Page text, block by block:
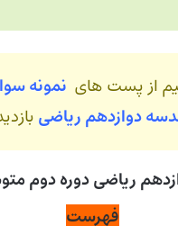
از پست های نمونه
دوازدهم ریاضی
فهرست